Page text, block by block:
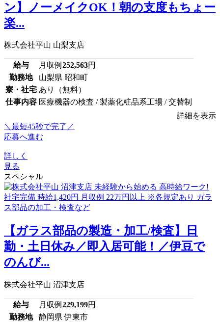
ン】ノーメイクOK！朝の支度もちょー
楽...
株式会社平山 山梨支店
給与 月収例 252,563円
勤務地
山梨県 昭和町
寮・社宅 あり（無料）
仕事内容 医療機器の検査 / 製薬化粧品系工場 / 交替制
詳細を表示
＼最短45秒で完了／
応募へ進む
詳しく
見る
スペシャル
【ガラス部品の製造・加工/検査】日
勤・土日休み／即入居可能！／伊豆で
のんび...
株式会社平山 沼津支店
給与 月収例 229,199円
勤務地
静岡県 伊東市